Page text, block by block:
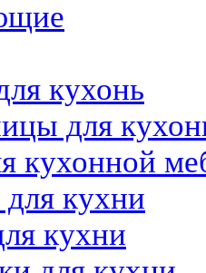
кухонь
для
кухонной
кухни
кухни